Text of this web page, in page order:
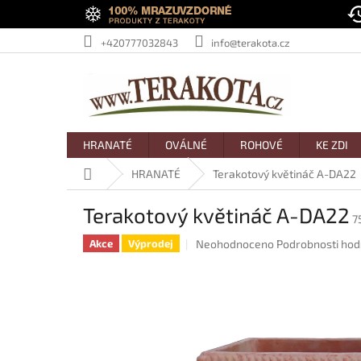
+420777032843 info@terakota.cz
HRANATÉ OVÁLNÉ ROHOVÉ KE ZDI
Domů HRANATÉ Terakotový květináč A-DA22
Terakotový květináč A-DA22
Akce Výprodej
Průměrné
hvězdiček.
Neohodnoceno Podrobnosti